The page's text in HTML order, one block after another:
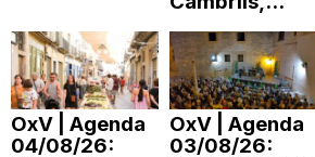
OxV | Agenda
04/08/26:
OxV | Agenda
03/08/26: